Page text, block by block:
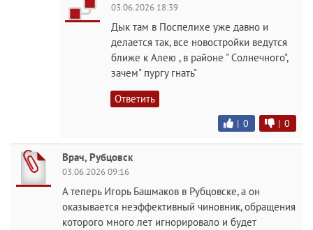
03.06.2026 18:39
Дык там в Поспелихе уже давно и
делается так, все новостройки ведутся
ближе к Алею , в районе " Солнечного",
зачем" пургу гнать"
Ответить
| 0 | 0
Врач, Рубцовск
03.06.2026 09:16
А теперь Игорь Башмаков в Рубцовске, а он
оказывается неэффективный чиновник, обращения
которого много лет игнорировало и будет